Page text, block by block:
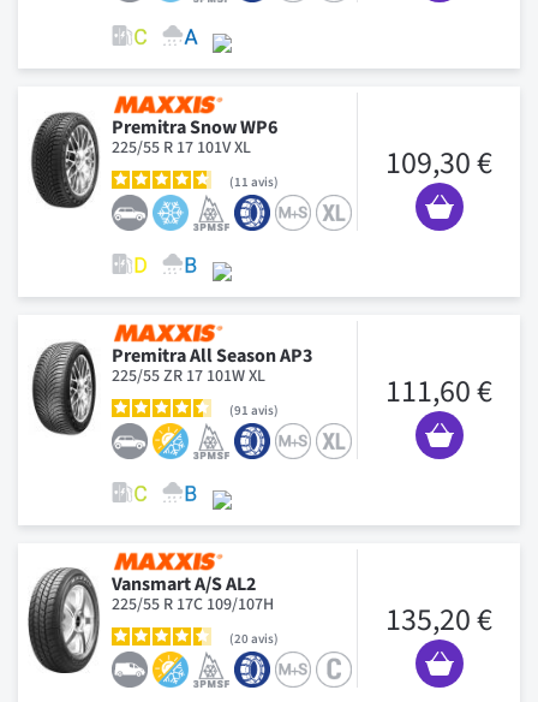
Premitra Snow WP6
225/55 R 17 101V XL
11 avis 109,30 €
Premitra All Season AP3
225/55 ZR 17 101W XL
91 avis 111,60 €
Vansmart A/S AL2
225/55 R 17C 109/107H
20avis 135,20 €